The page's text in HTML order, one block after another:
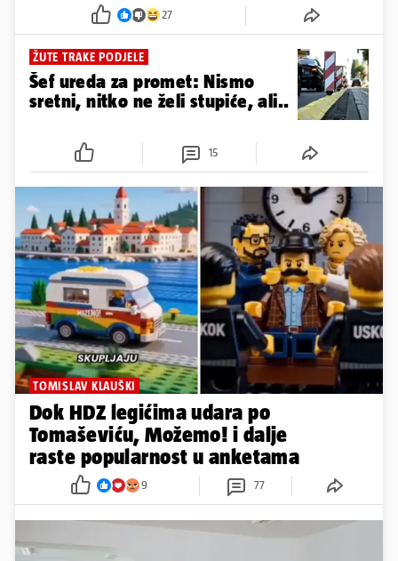
27
ŽUTE TRAKE PODJELE
Šef ureda za promet: Nismo
sretni, nitko ne želi stupiće, ali..
15
TOMISLAV KLAUŠKI
Dok HDZ legićima udara po
Tomaševiću, Možemo! i dalje
raste popularnost u anketama
9 77